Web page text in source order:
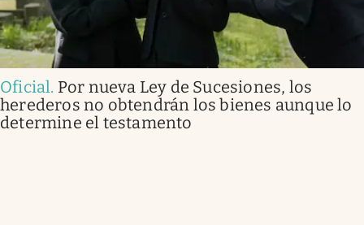
Oficial. Por nueva Ley de Sucesiones, los
herederos no obtendrán los bienes aunque lo
determine el testamento